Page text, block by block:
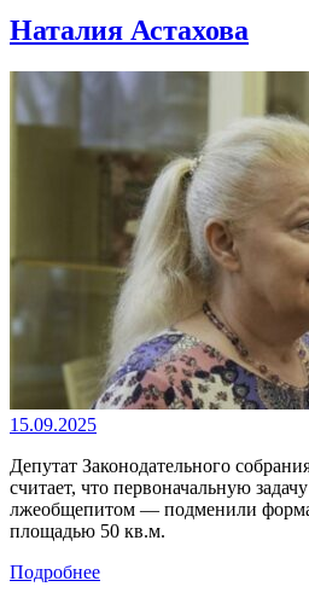
Наталия Астахова
15.09.2025
Депутат Законодательного
считает, что первоначальную
лжеобщепитом — подменили
площадью 50 кв.м.
Подробнее